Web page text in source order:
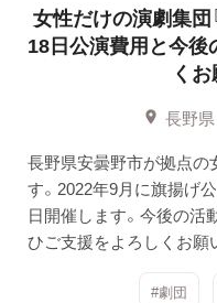
女性だけの演劇集団
18日公演費用と今
く
長野県
長野県安曇野市が拠点の
す。2022年9月に旗揚げ
日開催します。今後の活
ひご支援をよろしくお願
#劇団